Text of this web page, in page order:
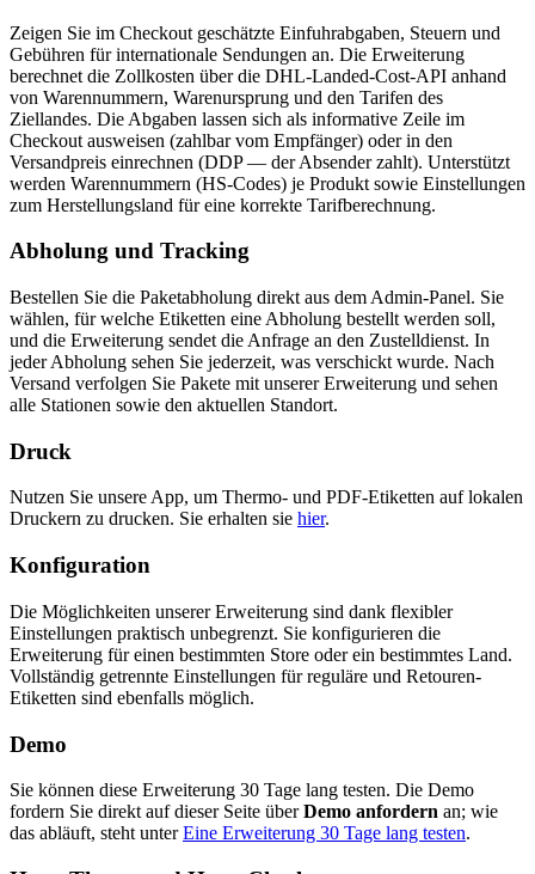
Zeigen Sie im Checkout geschätzte Einfuhrabgaben, Steuern und
Gebühren für internationale Sendungen an. Die Erweiterung
berechnet die Zollkosten über die DHL-Landed-Cost-API anhand
von Warennummern, Warenursprung und den Tarifen des
Ziellandes. Die Abgaben lassen sich als informative Zeile im
Checkout ausweisen (zahlbar vom Empfänger) oder in den
Versandpreis einrechnen (DDP — der Absender zahlt). Unterstützt
werden Warennummern (HS-Codes) je Produkt sowie Einstellungen
zum Herstellungsland für eine korrekte Tarifberechnung.
Abholung und Tracking
Bestellen Sie die Paketabholung direkt aus dem Admin-Panel. Sie
wählen, für welche Etiketten eine Abholung bestellt werden soll,
und die Erweiterung sendet die Anfrage an den Zustelldienst. In
jeder Abholung sehen Sie jederzeit, was verschickt wurde. Nach
Versand verfolgen Sie Pakete mit unserer Erweiterung und sehen
alle Stationen sowie den aktuellen Standort.
Druck
Nutzen Sie unsere App, um Thermo- und PDF-Etiketten auf lokalen
Druckern zu drucken. Sie erhalten sie hier.
Konfiguration
Die Möglichkeiten unserer Erweiterung sind dank flexibler
Einstellungen praktisch unbegrenzt. Sie konfigurieren die
Erweiterung für einen bestimmten Store oder ein bestimmtes Land.
Vollständig getrennte Einstellungen für reguläre und Retouren-
Etiketten sind ebenfalls möglich.
Demo
Sie können diese Erweiterung 30 Tage lang testen. Die Demo
fordern Sie direkt auf dieser Seite überDemo anfordern an; wie
das abläuft, steht unterEine Erweiterung 30 Tage lang testen.